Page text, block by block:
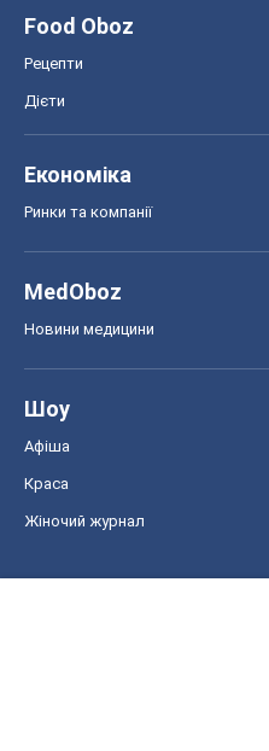
Food Oboz
Рецепти
Дієти
Економіка
Ринки та компанії
MedOboz
Новини медицини
Шоу
Афіша
Краса
Жіночий журнал